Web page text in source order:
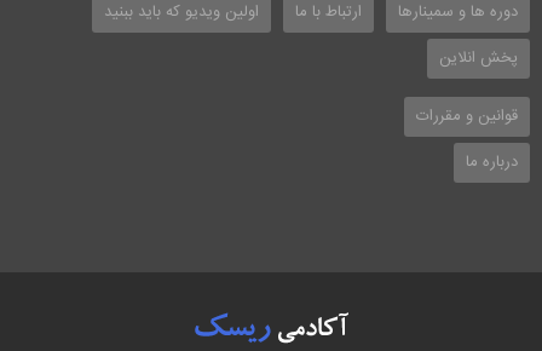
دوره ها و سمینارها
ارتباط با ما
اولین ویدیو که باید ببنید
پخش انلاین
قوانین و مقررات
درباره ما